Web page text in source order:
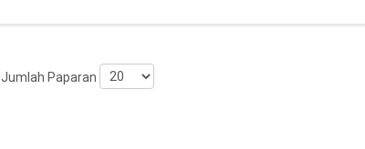
Jumlah Paparan